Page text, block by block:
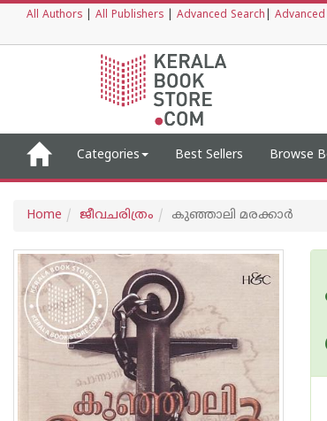
All Authors All Publishers Advanced Search
Categories Best Sellers Browse
Home ജീവചരിത്രം കുഞ്ഞാലി മരക്കാര്‍